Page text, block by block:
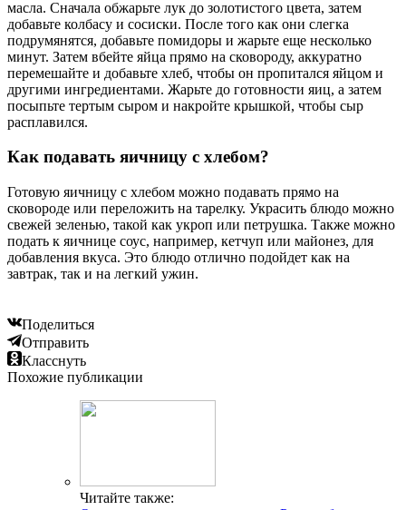
масла. Сначала обжарьте лук до золотистого цвета, затем
добавьте колбасу и сосиски. После того как они слегка
подрумянятся, добавьте помидоры и жарьте еще несколько
минут. Затем вбейте яйца прямо на сковороду, аккуратно
перемешайте и добавьте хлеб, чтобы он пропитался яйцом и
другими ингредиентами. Жарьте до готовности яиц, а затем
посыпьте тертым сыром и накройте крышкой, чтобы сыр
расплавился.
Как подавать яичницу с хлебом?
Готовую яичницу с хлебом можно подавать прямо на
сковороде или переложить на тарелку. Украсить блюдо можно
свежей зеленью, такой как укроп или петрушка. Также можно
подать к яичнице соус, например, кетчуп или майонез, для
добавления вкуса. Это блюдо отлично подойдет как на
завтрак, так и на легкий ужин.
Поделиться
Отправить
Класснуть
Похожие публикации
Читайте также: